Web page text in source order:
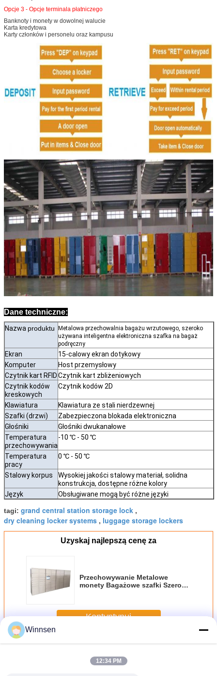
Zatwierdź
Opcje 3 - Opcje terminala płatniczego
Banknoty i monety w dowolnej walucie
Karta kredytowa
Karty członków i personelu oraz kampusu
Dane techniczne:
Nazwa produktu Metalowa przechowalnia bagażu wrzutowego, szeroko
używana inteligentna elektroniczna szafka na bagaż
podręczny
Ekran
15-calowy ekran dotykowy
Komputer
Host przemysłowy
Czytnik kart RFIDCzytnik kart zbliżeniowych
Czytnik kodów
kreskowych
Czytnik kodów 2D
Klawiatura
Klawiatura ze stali nierdzewnej
Szafki (drzwi)
Zabezpieczona blokada elektroniczna
Głośniki
Głośniki dwukanałowe
Temperatura
przechowywania
-10 ℃ - 50 ℃
Temperatura
pracy
0 ℃ - 50 ℃
Stalowy korpus
Wysokiej jakości stalowy materiał, solidna
konstrukcja, dostępne różne kolory
Język
Obsługiwane mogą być różne języki
tagi: grand central station storage lock ,
dry cleaning locker systems , luggage storage lockers
Uzyskaj najlepszą cenę za
Przechowywanie Metalowe
monety Bagażowe szafki Szeroko
Kontyntynuj
JeszczeSzafki bagażowe
Winnsen
12:34 PM